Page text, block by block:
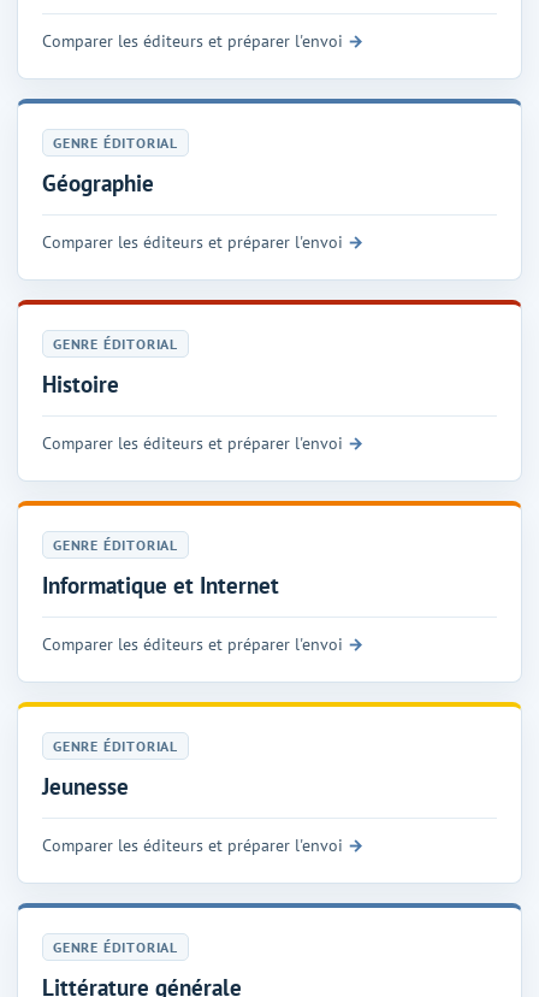
Comparer les éditeurs et préparer l'envoi
GENRE ÉDITORIAL
Géographie
Comparer les éditeurs et préparer l'envoi
GENRE ÉDITORIAL
Histoire
Comparer les éditeurs et préparer l'envoi
GENRE ÉDITORIAL
Informatique et Internet
Comparer les éditeurs et préparer l'envoi
GENRE ÉDITORIAL
Jeunesse
Comparer les éditeurs et préparer l'envoi
GENRE ÉDITORIAL
Littérature générale